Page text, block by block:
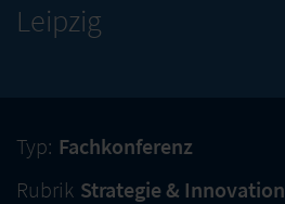
Leipzig
Typ: Fachkonferenz
Rubrik Strategie & Innovation